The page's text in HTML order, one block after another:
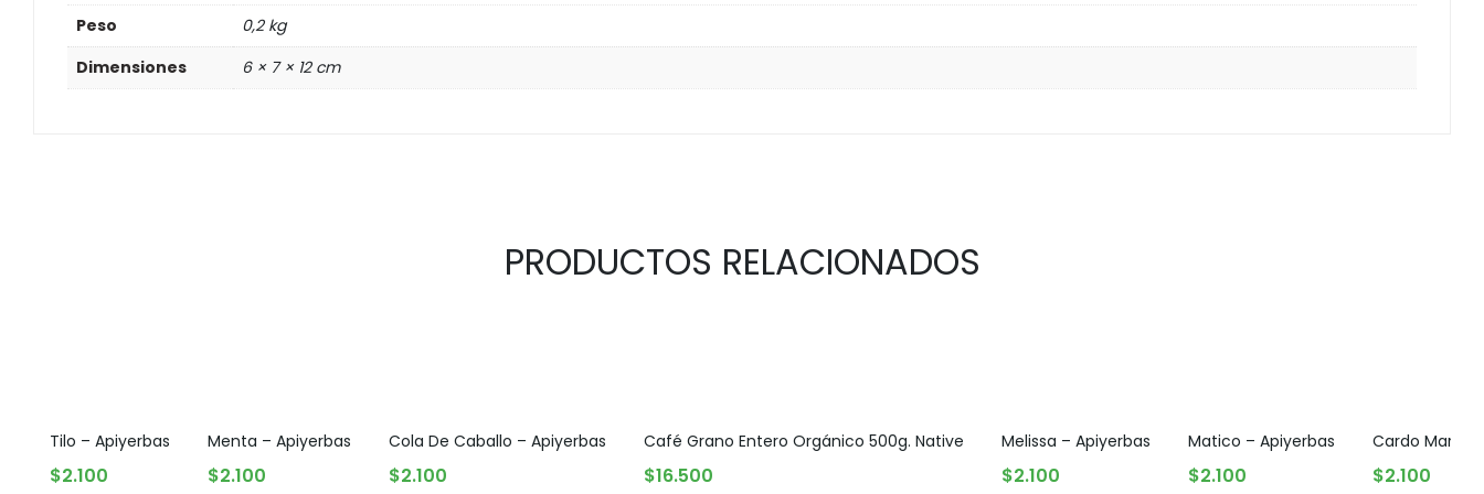
Peso
0,2 kg
Dimensiones
6 × 7 × 12 cm
PRODUCTOS RELACIONADOS
Tilo – Apiyerbas
$2.100
AGOTADO
Menta – Apiyerbas
$2.100
AGREGAR AL CARRITO
Cola De Caballo – Apiyerbas
$2.100
Café Grano Entero Orgánico 500g. Native
$16.500AGOTADO
Melissa – Apiyerbas
$2.100
AGOTADO
Matico – Apiyerbas
$2.100
AGOTADO
Cardo
$2.100
AGOTADO